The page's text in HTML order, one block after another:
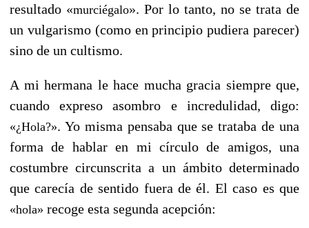
resultado «murciégalo». Por lo tanto, no se trata de
un vulgarismo (como en principio pudiera parecer)
sino de un cultismo.
A mi hermana le hace mucha gracia siempre que,
cuando expreso asombro e incredulidad, digo:
«¿Hola?». Yo misma pensaba que se trataba de una
forma de hablar en mi círculo de amigos, una
costumbre circunscrita a un ámbito determinado
que carecía de sentido fuera de él. El caso es que
«hola» recoge esta segunda acepción: